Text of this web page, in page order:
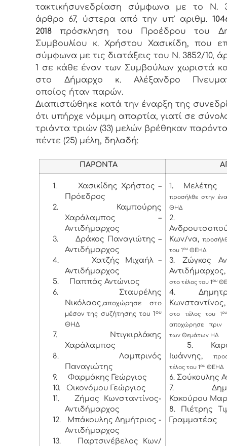
τακτικήσυνεδρίαση σύμφωνα με το Ν.
άρθρο 67, ύστερα από την υπ’ αριθμ.
2018πρόσκληση του Προέδρου του
Συμβουλίου κ. Χρήστου Χασικίδη, που
σύμφωνα με τις διατάξεις του Ν. 3852/10,
1 σε κάθε έναν των Συμβούλων χωριστά
στο Δήμαρχο κ. Αλέξανδρο
οποίος ήταν παρών.
Διαπιστώθηκε κατά την έναρξη της
ότι υπήρχε νόμιμη απαρτία, γιατί σε
τριάντα τριών (33) μελών βρέθηκαν παρόντα
πέντε (25) μέλη, δηλαδή:
ΠΑΡΟΝΤΑ
1.
Χασικίδης Χρήστος –
Πρόεδρος
2.
Καμπούρης
Χαράλαμπος –
Αντιδήμαρχος
3.
Δράκος Παναγιώτης –
Αντιδήμαρχος
4.
Χατζής Μιχαήλ –
Αντιδήμαρχος
5.
Παππάς Αντώνιος
6.
Σταυρέλης
Νικόλαος,αποχώρησε στο
μέσον της συζήτησης του 1 ου
ΘΗΔ
7.
Ντιγκιρλάκης
Χαράλαμπος
8.
Λαμπρινός
Παναγιώτης
9.
Φαρμάκης Γεώργιος
10.
Οικονόμου Γεώργιος
11.
Ζήμος Κωνσταντίνος-
Αντιδήμαρχος
12.
Μπάκουλης Δημήτριος -
Αντιδήμαρχος
13.
Παρτσινέβελος Κων/
1. Μελέτης
προσήλθε στην
ΘΗΔ
2.
Κων/να,
του 1ου ΘΕΗΔ
3. Ζώγκος
Αντιδήμαρχος,
στο τέλος του 1ου
4.
Κωνσταντίνος,
στο τέλος του 1ου
αποχώρησε πριν
των Θεμάτων ΗΔ
5.
Ιωάννης,
τέλος του 1ου ΘΕΗΔ
6. Σούκουλης
7.
Κακούρου
8. Πιέτρης
Γραμματέας